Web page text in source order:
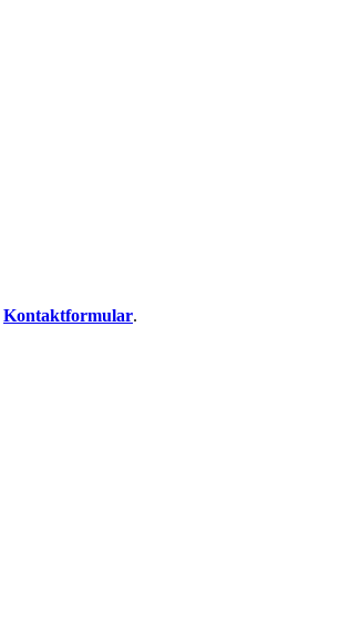
Kontaktformular.